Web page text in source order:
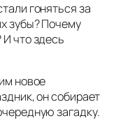
гоняться за
зубы? Почему
что здесь
новое
он собирает
загадку.